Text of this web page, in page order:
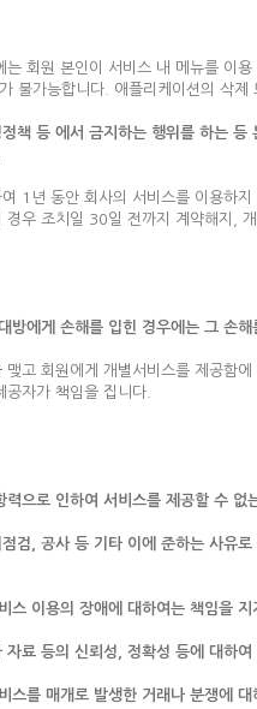
회원 본인이 서비스 내 메뉴를 이
불가능합니다. 애플리케이션의 삭
책 등 에서 금지하는 행위를 하는
1년 동안 회사의 서비스를 이용하
우 조치일 30일 전까지 계약해지,
에게 손해를 입힌 경우에는 그 손
고 회원에게 개별서비스를 제공함
자가 책임을 집니다.
으로 인하여 서비스를 제공할 수 없
검, 공사 등 기타 이에 준하는 사유
이용의 장애에 대하여는 책임을
료 등의 신뢰성, 정확성 등에 대하
를 매개로 발생한 거래나 분쟁에